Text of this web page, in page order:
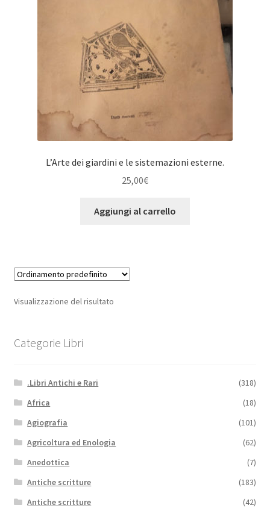
L’Arte dei giardini e le sistemazioni esterne.
25,00€
Aggiungi al carrello
Visualizzazione del risultato
Categorie Libri
.Libri Antichi e Rari
(318)
Africa
(18)
Agiografia
(101)
Agricoltura ed Enologia
(62)
Anedottica
(7)
Antiche scritture
(183)
Antiche scritture
(42)